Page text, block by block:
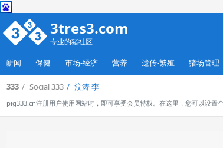
3tres3.com
专业的猪社区
新闻 保健 市场-经济 营养 遗传-繁殖 猪场管理
333 Social 333 汶涛 李
pig333.cn注册用户使用网站时，即可享受会员特权。在这里，您可以设置